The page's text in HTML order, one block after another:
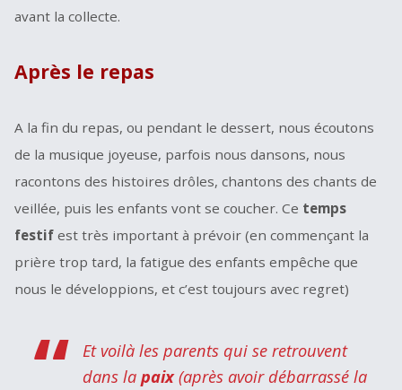
avant la collecte.
Après le repas
A la fin du repas, ou pendant le dessert, nous écoutons
de la musique joyeuse, parfois nous dansons, nous
racontons des histoires drôles, chantons des chants de
veillée, puis les enfants vont se coucher. Ce temps
festifest très important à prévoir (en commençant la
prière trop tard, la fatigue des enfants empêche que
nous le développions, et c’est toujours avec regret)
Et voilà les parents qui se retrouvent
dans la paix(après avoir débarrassé la